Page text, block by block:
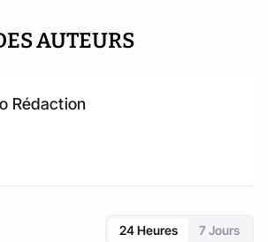
AUTEURS
Rédaction
24 Heures 7 Jours